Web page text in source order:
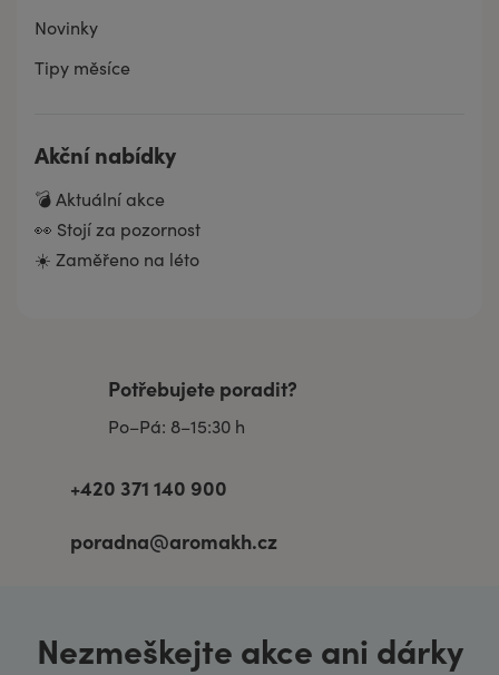
Novinky
Tipy měsíce
Akční nabídky
💣 Aktuální akce
👀 Stojí za pozornost
☀️ Zaměřeno na léto
Potřebujete poradit?
Po–Pá: 8–15:30 h
+420 371 140 900
poradna@aromakh.cz
Nezmeškejte akce ani dárky